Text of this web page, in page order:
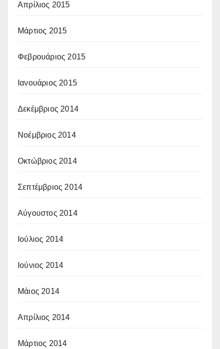
Απρίλιος 2015
Μάρτιος 2015
Φεβρουάριος 2015
Ιανουάριος 2015
Δεκέμβριος 2014
Νοέμβριος 2014
Οκτώβριος 2014
Σεπτέμβριος 2014
Αύγουστος 2014
Ιούλιος 2014
Ιούνιος 2014
Μάιος 2014
Απρίλιος 2014
Μάρτιος 2014